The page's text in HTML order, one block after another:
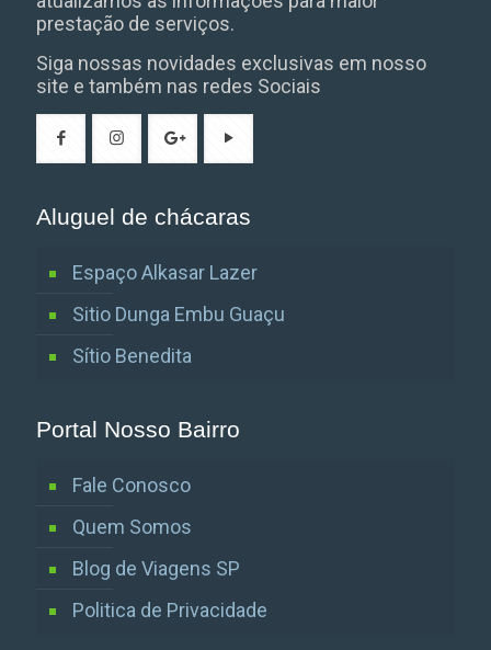
prestação de serviços.
Siga nossas novidades exclusivas em nosso
site e também nas redes Sociais
Aluguel de chácaras
Espaço Alkasar Lazer
Sitio Dunga Embu Guaçu
Sítio Benedita
Portal Nosso Bairro
Fale Conosco
Quem Somos
Blog de Viagens SP
Politica de Privacidade